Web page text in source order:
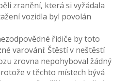
zranění, která si vyžádala
vozidla byl povolán
řidiče by toto
varování: Štěstí v neštěstí
zrovna nepohyboval žádný
v těchto místech bývá